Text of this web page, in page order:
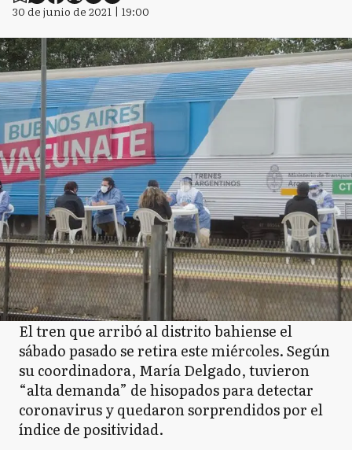
30 de junio de 2021 | 19:00
El tren que arribó al distrito bahiense el
sábado pasado se retira este miércoles. Según
su coordinadora, María Delgado, tuvieron
“alta demanda” de hisopados para detectar
coronavirus y quedaron sorprendidos por el
índice de positividad.